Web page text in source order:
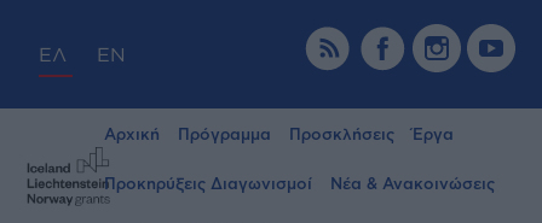
ΕΛ EN
Αρχική Πρόγραμμα Προσκλήσεις Έργα
Προκηρύξεις Διαγωνισμοί Νέα & Ανακοινώσεις